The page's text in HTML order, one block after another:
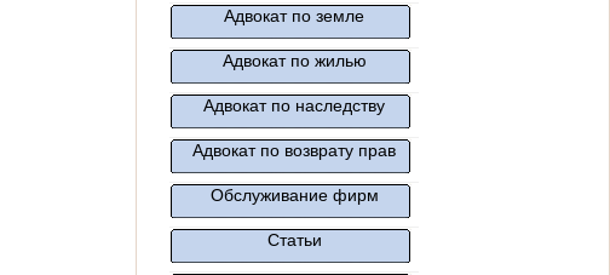
Адвокат по земле
Адвокат по жилью
Адвокат по наследству
Адвокат по возврату прав
Обслуживание фирм
Статьи